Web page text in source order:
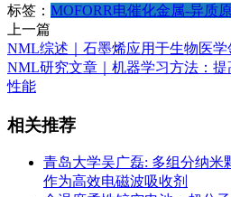
标签： MOFORR电催化金属-异质
上一篇
NML综述｜石墨烯应用于生物医学
NML研究文章｜机器学习方法：
性能
相关推荐
青岛大学吴广磊: 多组分纳米
作为高效电磁波吸收剂